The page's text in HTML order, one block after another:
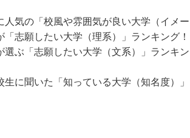
人気の「校風や雰囲気が良い大学（イメ
「志願したい大学（理系）」ランキング
選ぶ「志願したい大学（文系）」ランキ
生に聞いた「知っている大学（知名度）